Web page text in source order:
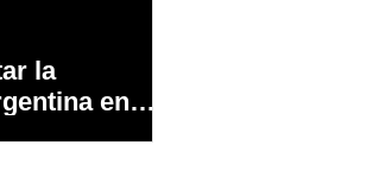
la
en